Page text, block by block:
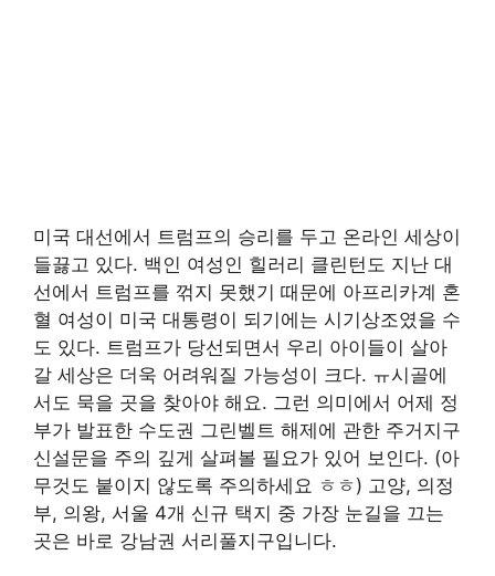
미국 대선에서 트럼프의 승리를 두고 온라인 세상이
들끓고 있다. 백인 여성인 힐러리 클린턴도 지난 대
선에서 트럼프를 꺾지 못했기 때문에 아프리카계 혼
혈 여성이 미국 대통령이 되기에는 시기상조였을 수
도 있다. 트럼프가 당선되면서 우리 아이들이 살아
갈 세상은 더욱 어려워질 가능성이 크다. ㅠ시골에
서도 묵을 곳을 찾아야 해요. 그런 의미에서 어제 정
부가 발표한 수도권 그린벨트 해제에 관한 주거지구
신설문을 주의 깊게 살펴볼 필요가 있어 보인다. (아
무것도 붙이지 않도록 주의하세요 ㅎㅎ) 고양, 의정
부, 의왕, 서울 4개 신규 택지 중 가장 눈길을 끄는
곳은 바로 강남권 서리풀지구입니다.